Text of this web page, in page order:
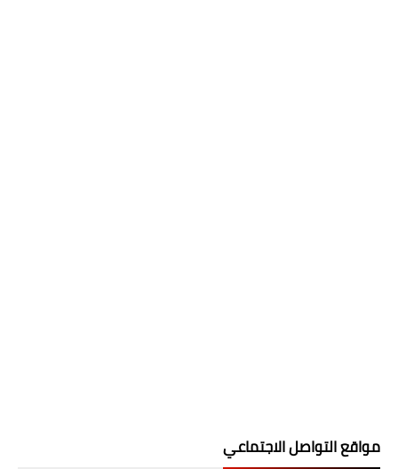
مواقع التواصل الاجتماعي